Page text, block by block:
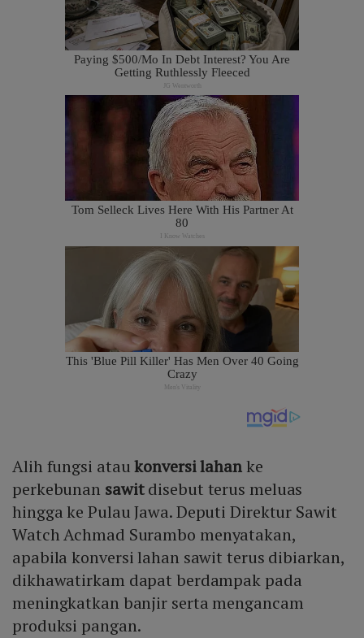
Alih fungsi ataukonversi lahanke
perkebunan sawitdisebut terus meluas
hingga ke Pulau Jawa. Deputi Direktur Sawit
Watch Achmad Surambo menyatakan,
apabila konversi lahan sawit terus dibiarkan,
dikhawatirkam dapat berdampak pada
meningkatkan banjir serta mengancam
produksi pangan.